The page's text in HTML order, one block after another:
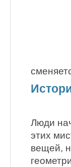
Люди
этих
вещей,